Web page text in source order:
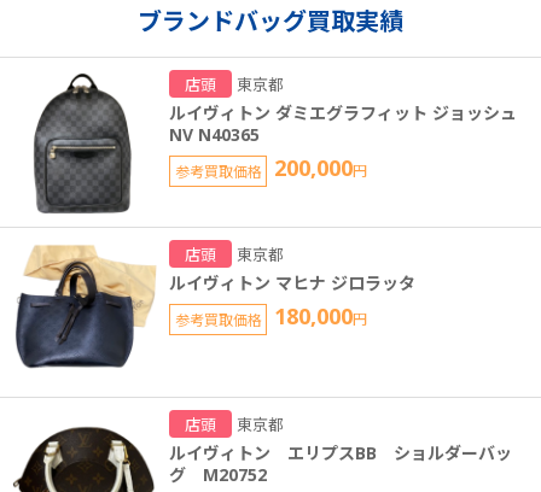
ブランドバッグ買取実績
店頭 東京都
ルイヴィトン ダミエグラフィット ジョッシュ
NV N40365
参考買取価格 200,000円
店頭 東京都
ルイヴィトン マヒナ ジロラッタ
参考買取価格 180,000円
店頭 東京都
ルイヴィトン エリプスBB ショルダーバッ
グ M20752